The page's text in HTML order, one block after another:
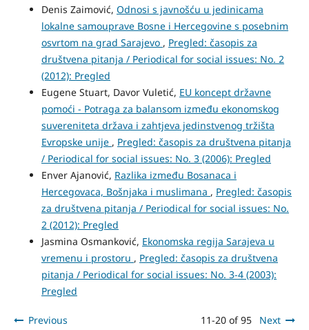
Denis Zaimović, Odnosi s javnošću u jedinicama
lokalne samouprave Bosne i Hercegovine s posebnim
osvrtom na grad Sarajevo , Pregled: časopis za
društvena pitanja / Periodical for social issues: No. 2
(2012): Pregled
Eugene Stuart, Davor Vuletić, EU koncept državne
pomoći - Potraga za balansom između ekonomskog
suvereniteta država i zahtjeva jedinstvenog tržišta
Evropske unije , Pregled: časopis za društvena pitanja
/ Periodical for social issues: No. 3 (2006): Pregled
Enver Ajanović, Razlika između Bosanaca i
Hercegovaca, Bošnjaka i muslimana , Pregled: časopis
za društvena pitanja / Periodical for social issues: No.
2 (2012): Pregled
Jasmina Osmanković, Ekonomska regija Sarajeva u
vremenu i prostoru , Pregled: časopis za društvena
pitanja / Periodical for social issues: No. 3-4 (2003):
Pregled
Previous 11-20 of 95 Next